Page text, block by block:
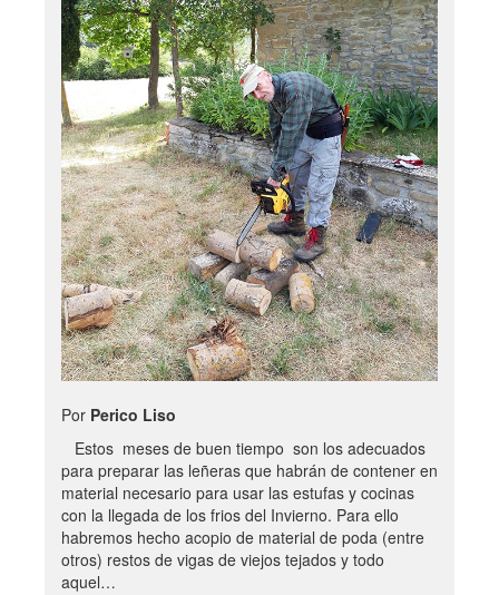
Por Perico Liso
Estos meses de buen tiempo son los adecuados
para preparar las leñeras que habrán de contener en
material necesario para usar las estufas y cocinas
con la llegada de los frios del Invierno. Para ello
habremos hecho acopio de material de poda (entre
otros) restos de vigas de viejos tejados y todo
aquel…